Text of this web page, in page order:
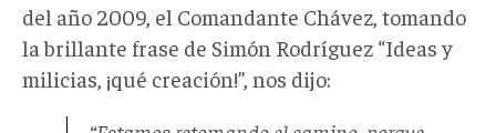
del año 2009, el Comandante Chávez, tomando
la brillante frase de Simón Rodríguez “Ideas y
milicias, ¡qué creación!”, nos dijo: